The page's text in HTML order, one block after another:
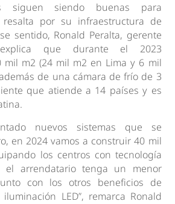
siguen siendo buenas para
resalta por su infraestructura de
sentido, Ronald Peralta, gerente
que durante el 2023
mil m2 (24 mil m2 en Lima y 6 mil
de una cámara de frío de 3
que atiende a 14 países y es
nuevos sistemas que se
en 2024 vamos a construir 40 mil
los centros con tecnología
el arrendatario tenga un menor
con los otros beneficios de
LED”, remarca Ronald